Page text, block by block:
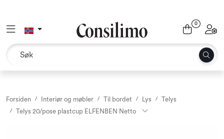
Toggle navigation
0
Forsiden Interiør og møbler Til bordet Lys
Telys
Telys 20/pose plastcup ELFENBEN Netto
Interiør og møbler
Utemiljø